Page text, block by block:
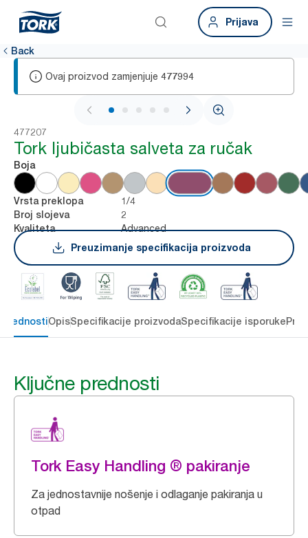
Prijava
Back
Ovaj proizvod zamjenjuje 477994
1 / 6
477207
Tork ljubičasta salveta za ručak
Boja
Vrsta preklopa 1/4
Broj slojeva 2
Kvaliteta
Advanced
Preuzimanje specifikacija proizvoda
prednostiOpisSpecifikacije proizvodaSpecifikacije isporuke
Ključne prednosti
Tork Easy Handling ® pakiranje
Za jednostavnije nošenje i odlaganje pakiranja u
otpad